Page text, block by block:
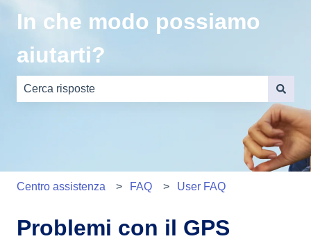
In che modo possiamo
aiutarti?
Non sono presenti suggerimenti perché il campo di
Centro assistenza FAQ User FAQ
Problemi con il GPS